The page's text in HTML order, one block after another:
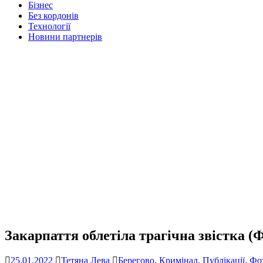
Бізнес
Без кордонів
Технології
Новини партнерів
Закарпаття облетіла трагічна звістка
25.01.2022 Тетяна Лева Берегово, Кримінал, Публікації,